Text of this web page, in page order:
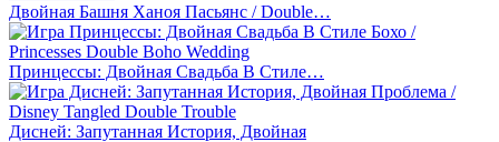
Двойная Башня Ханоя Пасьянс / Double…
Принцессы: Двойная Свадьба В Стиле…
Дисней: Запутанная История, Двойная